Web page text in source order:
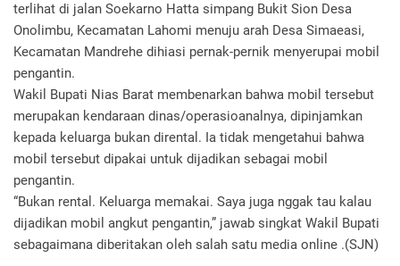
terlihat di jalan Soekarno Hatta simpang Bukit Sion Desa
Onolimbu, Kecamatan Lahomi menuju arah Desa Simaeasi,
Kecamatan Mandrehe dihiasi pernak-pernik menyerupai mobil
pengantin.
Wakil Bupati Nias Barat membenarkan bahwa mobil tersebut
merupakan kendaraan dinas/operasioanalnya, dipinjamkan
kepada keluarga bukan dirental. Ia tidak mengetahui bahwa
mobil tersebut dipakai untuk dijadikan sebagai mobil
pengantin.
“Bukan rental. Keluarga memakai. Saya juga nggak tau kalau
dijadikan mobil angkut pengantin,” jawab singkat Wakil Bupati
sebagaimana diberitakan oleh salah satu media online .(SJN)